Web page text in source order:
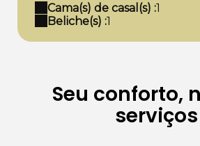
Cama(s) de casal(s) :1
Beliche(s) :1
Seu conforto,
serviços